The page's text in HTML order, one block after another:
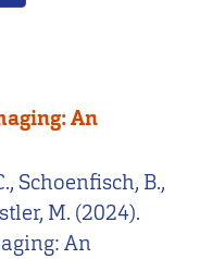
An
Schoenfisch, B.,
M. (2024).
An